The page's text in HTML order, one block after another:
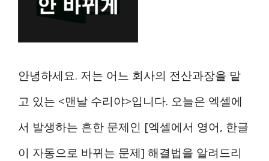
안녕하세요. 저는 어느 회사의 전산과장을 맡
고 있는 <맨날 수리야>입니다. 오늘은 엑셀에
서 발생하는 흔한 문제인 [엑셀에서 영어, 한글
이 자동으로 바뀌는 문제] 해결법을 알려드리